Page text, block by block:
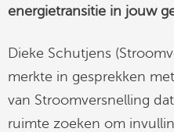
energietransitie in jouw
Dieke Schutjens
merkte in gesprekken
van Stroomversnelling
ruimte zoeken om